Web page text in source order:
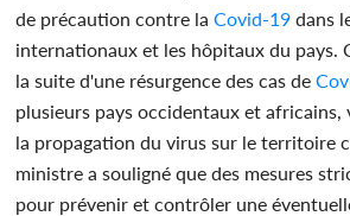
de précaution contre laCovid-19 dans
internationaux et les hôpitaux du pays.
la suite d'une résurgence des cas de
plusieurs pays occidentaux et africains,
la propagation du virus sur le territoire
ministre a souligné que des mesures
pour prévenir et contrôler une